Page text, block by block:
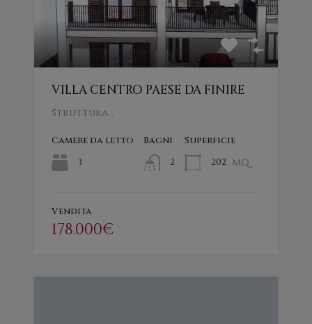
VILLA CENTRO PAESE DA FINIRE
Struttura…
Camere da letto
3
Bagni
2
Superficie
202 mq
Vendita
178.000€